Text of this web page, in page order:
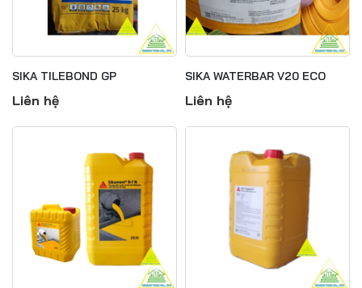
SIKA TILEBOND GP
Liên hệ
SIKA WATERBAR V20 ECO
Liên hệ